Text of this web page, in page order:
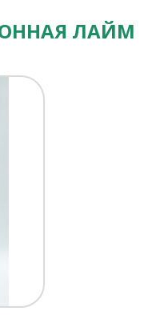
ЛАЙМ